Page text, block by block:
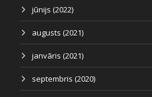
jūnijs (2022)
augusts (2021)
janvāris (2021)
septembris (2020)